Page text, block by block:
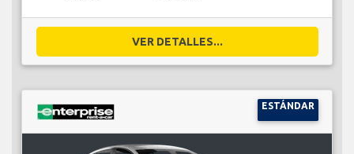
VER DETALLES...
ESTÁNDAR